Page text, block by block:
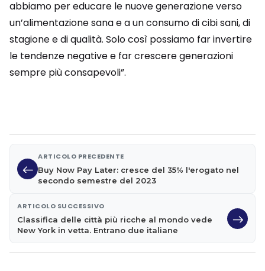
abbiamo per educare le nuove generazione verso
un’alimentazione sana e a un consumo di cibi sani, di
stagione e di qualità. Solo così possiamo far invertire
le tendenze negative e far crescere generazioni
sempre più consapevoli”.
ARTICOLO PRECEDENTE
Buy Now Pay Later: cresce del 35% l'erogato nel
secondo semestre del 2023
ARTICOLO SUCCESSIVO
Classifica delle città più ricche al mondo vede
New York in vetta. Entrano due italiane